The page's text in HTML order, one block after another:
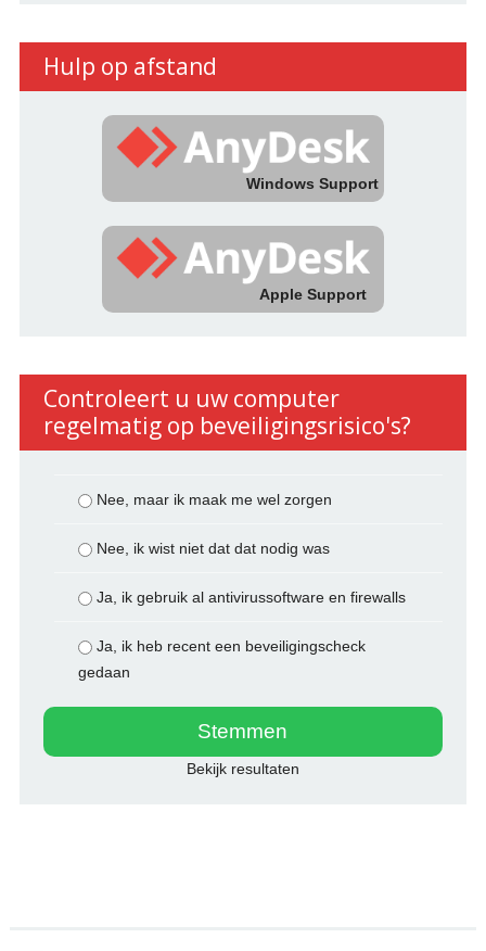
Hulp op afstand
Windows Support
Apple Support
Controleert u uw computer
regelmatig op beveiligingsrisico's?
Nee, maar ik maak me wel zorgen
Nee, ik wist niet dat dat nodig was
Ja, ik gebruik al antivirussoftware en firewalls
Ja, ik heb recent een beveiligingscheck
gedaan
Bekijk resultaten